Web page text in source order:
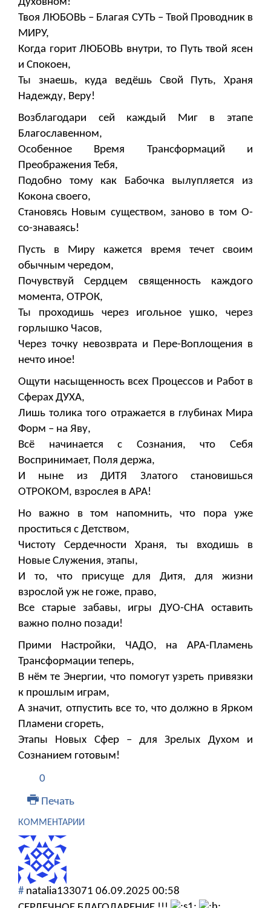
Твоя ЛЮБОВЬ – Благая СУТЬ – Твой Проводник в
МИРУ,
Когда горит ЛЮБОВЬ внутри, то Путь твой ясен
и Спокоен,
Ты знаешь, куда ведёшь Свой Путь, Храня
Надежду, Веру!
Возблагодари сей каждый Миг в этапе
Благославенном,
Особенное Время Трансформаций и
Преображения Тебя,
Подобно тому как Бабочка вылупляется из
Кокона своего,
Становясь Новым существом, заново в том О-
со-знаваясь!
Пусть в Миру кажется время течет своим
обычным чередом,
Почувствуй Сердцем священность каждого
момента, ОТРОК,
Ты проходишь через игольное ушко, через
горлышко Часов,
Через точку невозврата и Пере-Воплощения в
нечто иное!
Ощути насыщенность всех Процессов и Работ в
Сферах ДУХА,
Лишь толика того отражается в глубинах Мира
Форм – на Яву,
Всё начинается с Сознания, что Себя
Воспринимает, Поля держа,
И ныне из ДИТЯ Златого становишься
ОТРОКОМ, взрослея в АРА!
Но важно в том напомнить, что пора уже
проститься с Детством,
Чистоту Сердечности Храня, ты входишь в
Новые Служения, этапы,
И то, что присуще для Дитя, для жизни
взрослой уж не гоже, право,
Все старые забавы, игры ДУО-СНА оставить
важно полно позади!
Прими Настройки, ЧАДО, на АРА-Пламень
Трансформации теперь,
В нём те Энергии, что помогут узреть привязки
к прошлым играм,
А значит, отпустить все то, что должно в Ярком
Пламени сгореть,
Этапы Новых Сфер – для Зрелых Духом и
Сознанием готовым!
0
Печать
КОММЕНТАРИИ
# natalia133071 06.09.2025 00:58